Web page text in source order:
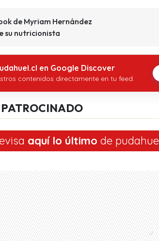
de Myriam Hernández
su nutricionista
en Google Discover
contenidos directamente en tu feed.
aquí lo último de